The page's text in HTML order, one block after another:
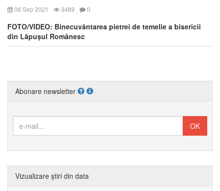
06 Sep 2021 3489 0
FOTO/VIDEO: Binecuvântarea pietrei de temelie a bisericii
din Lăpușul Românesc
Abonare newsletter
Vizualizare știri din data